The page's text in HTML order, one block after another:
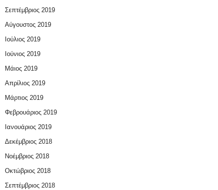
Σεπτέμβριος 2019
Αύγουστος 2019
Ιούλιος 2019
Ιούνιος 2019
Μάιος 2019
Απρίλιος 2019
Μάρτιος 2019
Φεβρουάριος 2019
Ιανουάριος 2019
Δεκέμβριος 2018
Νοέμβριος 2018
Οκτώβριος 2018
Σεπτέμβριος 2018